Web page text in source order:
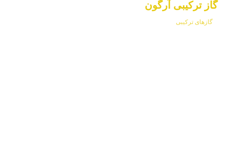
گاز ترکیبی آرگون
گازهای ترکیبی